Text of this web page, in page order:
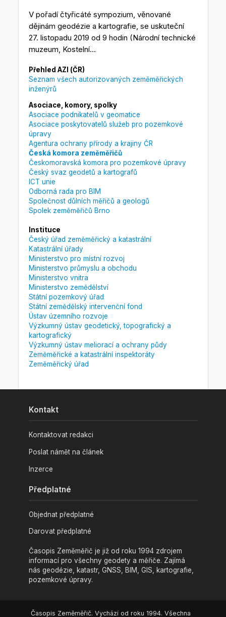
V pořadí čtyřicáté sympozium, věnované
dějinám geodézie a kartografie, se uskuteční
27. listopadu 2019 od 9 hodin (Národní technické
muzeum, Kostelní...
Přehled AZI (ČR)
Seznam všech autorizovaných zeměměřických
inženýrů
Asociace, komory, spolky
Asociace podnikatelů v geomatice
Asociace poskytovatelů služeb pro pozemkové
úpravy
Agentura ochrany přírody a krajiny ČR
Česká komora zeměměřičů
Českomoravská komora pro pozemkové úpravy
Český svaz geodetů a kartografů
ICT unie
Odborná rada pro BIM
Společnost důlních měřičů a geologů
Spolek zeměměřičů Brno
Instituce
Český úřad zeměměřický a katastrální
Katastrální úřady
Ministerstvo pro místní rozvoj
Ministerstvo průmyslu a obchodu
Ministerstvo vnitra
Ministerstvo zemědělství
Státní pozemkový úřad
Státní zemědělský intervenční fond
Ústav územního rozvoje
Výzkumný ústav geodetický, topografický a
kartografický
Výzkumný ústav meliorací a ochrany půdy
Zeměměřické a katastrální inspektoráty
Zeměměřický úřad
Kontakt
Kontaktovat redakci
Poslat námět na článek
Inzerce
Předplatné
Objednat předplatné
Darovat předplatné
Časopis Zeměměřič je již od roku 1994 zdrojem
informací pro všechny geodety a měřiče. Zajímá
nás geodézie, katastr, GNSS, BIM, GIS, kartografie,
pozemkové úpravy.
Časopis Zeměměřič. Vychází od roku 1994. Všechna